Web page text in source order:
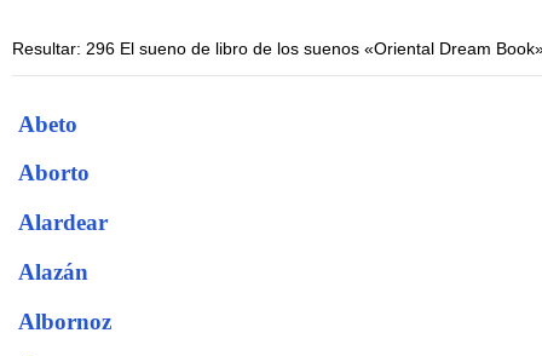
Resultar: 296 El sueno de libro de los suenos «Oriental Dream
Abeto
Aborto
Alardear
Alazán
Albornoz